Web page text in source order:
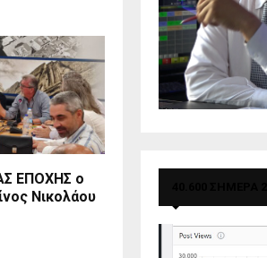
ΕΠΟΧΗΣ ο
Νικολάου